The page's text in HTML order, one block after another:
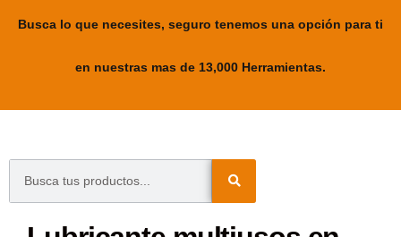
Busca lo que necesites, seguro tenemos una opción para ti
en nuestras mas de 13,000 Herramientas.